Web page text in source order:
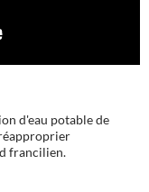
d'eau potable de
francilien.